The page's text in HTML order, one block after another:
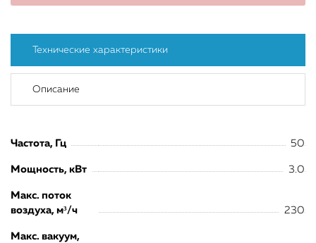
Технические характеристики
Описание
Частота, Гц 50
Мощность, кВт 3.0
Макс. поток
воздуха, м³/ч
230
Макс. вакуум,